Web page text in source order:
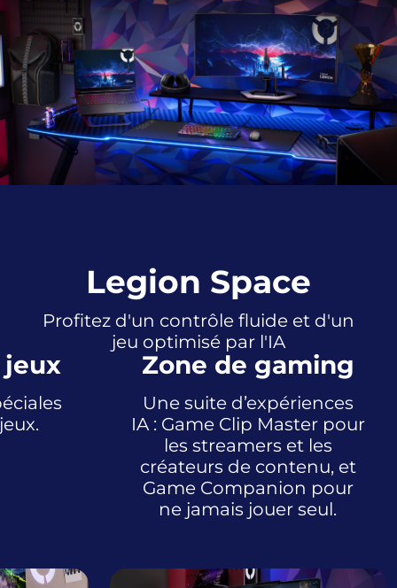
Legion Space
Profitez d'un contrôle fluide et d'un
jeu optimisé par l'IA
Zone de gaming
Une suite d’expériences
IA : Game Clip Master pour
les streamers et les
créateurs de contenu, et
Game Companion pour
ne jamais jouer seul.